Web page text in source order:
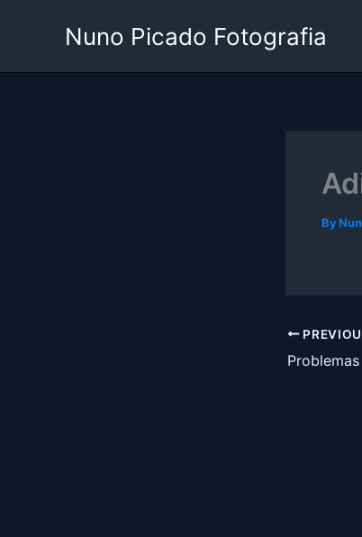
Nuno Picado Fotografia
By